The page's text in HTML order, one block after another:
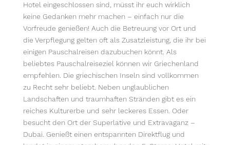
Hotel eingeschlossen sind, müsst ihr euch wirklich
keine Gedanken mehr machen – einfach nur die
Vorfreude genießen! Auch die Betreuung vor Ort und
die Verpflegung gelten oft als Zusatzleistung, die ihr bei
einigen Pauschalreisen dazubuchen könnt. Als
beliebtes Pauschalreiseziel können wir Griechenland
empfehlen. Die griechischen Inseln sind vollkommen
zu Recht sehr beliebt. Neben unglaublichen
Landschaften und traumhaften Stränden gibt es ein
reiches Kulturerbe und sehr leckeres Essen. Oder
besucht den Ort der Superlative und Extravaganz –
Dubai. Genießt einen entspannten Direktflug und